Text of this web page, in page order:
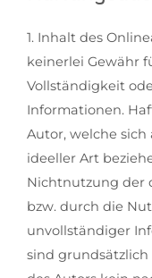
1. Inhalt des
keinerlei Gewähr
Vollständigkeit
Informationen.
Autor, welche
ideeller Art
Nichtnutzung der
bzw. durch die
unvollständiger
sind grundsätzlich